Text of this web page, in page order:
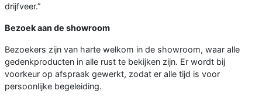
drijfveer.”
Bezoek aan de showroom
Bezoekers zijn van harte welkom in de showroom, waar alle
gedenkproducten in alle rust te bekijken zijn. Er wordt bij
voorkeur op afspraak gewerkt, zodat er alle tijd is voor
persoonlijke begeleiding.